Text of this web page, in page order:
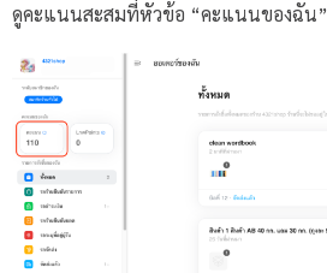
ดูคะแนนสะสมที่หัวข้อ “คะแนนของฉัน”